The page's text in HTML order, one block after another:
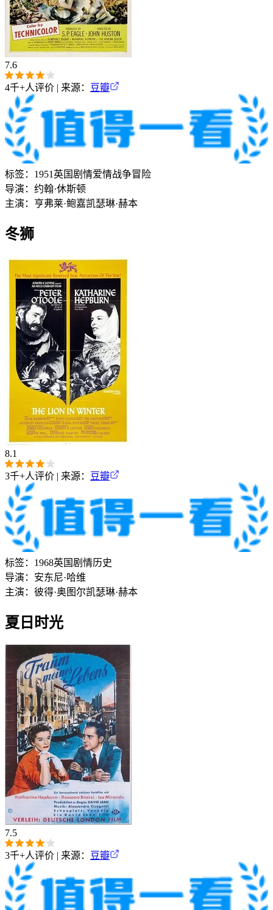
7.6
4千+人评价 | 来源： 豆瓣
标签： 1951 英国 剧情爱情战争冒险
导演： 约翰·休斯顿
主演： 亨弗莱·鲍嘉凯瑟琳·赫本
冬狮
8.1
3千+人评价 | 来源： 豆瓣
标签： 1968英国 剧情历史
导演： 安东尼·哈维
主演： 彼得·奥图尔凯瑟琳·赫本
夏日时光
7.5
3千+人评价 | 来源： 豆瓣